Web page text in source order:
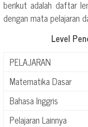
berikut adalah daftar
dengan mata pelajaran
Level
PELAJARAN
Matematika Dasar
Bahasa Inggris
Pelajaran Lainnya